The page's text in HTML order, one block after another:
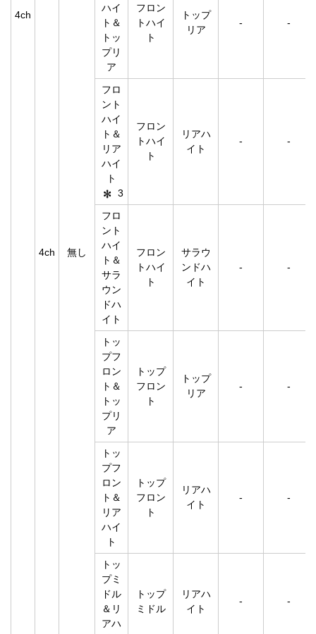
4ch
4ch 無し
ハイ
ト＆
トッ
プリ
ア
フロン
トハイ
ト
トップ
リア
- -
フロ
ント
ハイ
ト＆
リア
ハイ
ト
3
フロン
トハイ
ト
リアハ
イト
- -
フロ
ント
ハイ
ト＆
サラ
ウン
ドハ
イト
フロン
トハイ
ト
サラウ
ンドハ
イト
- -
トッ
プフ
ロン
ト＆
トッ
プリ
ア
トップ
フロン
ト
トップ
リア
- -
トッ
プフ
ロン
ト＆
リア
ハイ
ト
トップ
フロン
ト
リアハ
イト
- -
トッ
プミ
ドル
＆リ
アハ
トップ
ミドル
リアハ
イト
- -